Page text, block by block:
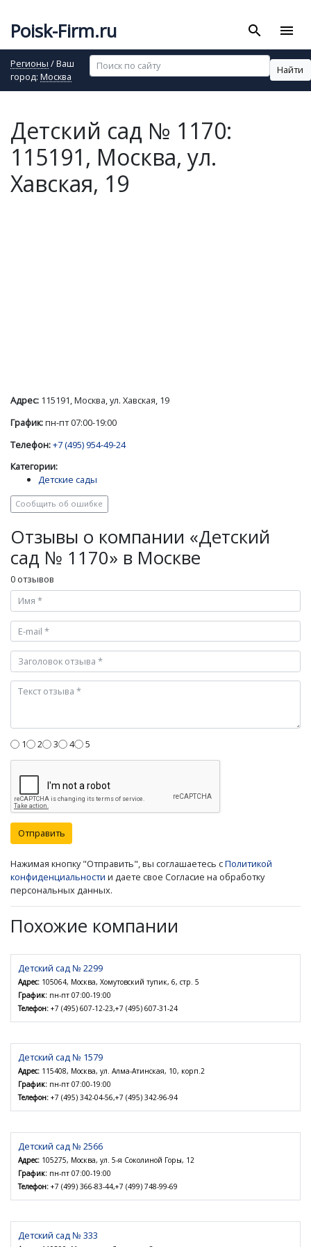
Poisk-Firm.ru search menu
Регионы / Ваш
город: Москва
Найти
Детский сад № 1170:
115191, Москва, ул.
Хавская, 19
Адрес: 115191, Москва, ул. Хавская, 19
График:пн-пт 07:00-19:00
Телефон:+7 (495) 954-49-24
Категории:
Детские сады
Сообщить об ошибке
Отзывы о компании «Детский
сад № 1170» в Москве
0 отзывов
1 2 3 4 5
Отправить
Нажимая кнопку "Отправить", вы соглашаетесь сПолитикой
конфиденциальности и даете свое Согласие на обработку
персональных данных.
Похожие компании
Детский сад № 2299
Адрес: 105064, Москва, Хомутовский тупик, 6, стр. 5
График: пн-пт 07:00-19:00
Телефон: +7 (495) 607-12-23,+7 (495) 607-31-24
Детский сад № 1579
Адрес: 115408, Москва, ул. Алма-Атинская, 10, корп.2
График: пн-пт 07:00-19:00
Телефон: +7 (495) 342-04-56,+7 (495) 342-96-94
Детский сад № 2566
Адрес: 105275, Москва, ул. 5-я Соколиной Горы, 12
График: пн-пт 07:00-19:00
Телефон: +7 (499) 366-83-44,+7 (499) 748-99-69
Детский сад № 333